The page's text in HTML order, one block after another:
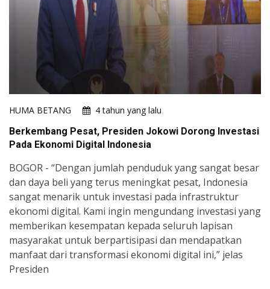
HUMA BETANG
4 tahun yang lalu
Berkembang Pesat, Presiden Jokowi Dorong Investasi
Pada Ekonomi Digital Indonesia
BOGOR - “Dengan jumlah penduduk yang sangat besar
dan daya beli yang terus meningkat pesat, Indonesia
sangat menarik untuk investasi pada infrastruktur
ekonomi digital. Kami ingin mengundang investasi yang
memberikan kesempatan kepada seluruh lapisan
masyarakat untuk berpartisipasi dan mendapatkan
manfaat dari transformasi ekonomi digital ini,” jelas
Presiden